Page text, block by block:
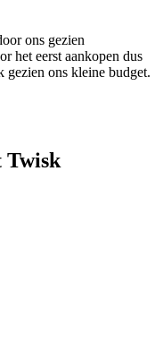
ons gezien
het eerst aankopen dus
gezien ons kleine budget.
Twisk